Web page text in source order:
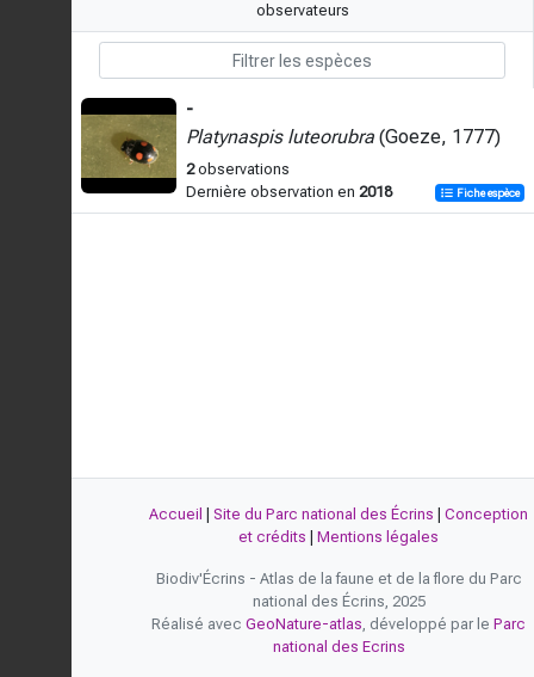
observateurs
-
Platynaspis luteorubra (Goeze, 1777)
2observations
Dernière observation en 2018 Fiche espèce
Accueil Site du Parc national des Écrins
Conception
et crédits
Mentions légales
Biodiv'Écrins - Atlas de la faune et de la flore du Parc
national des Écrins, 2025
Réalisé avec GeoNature-atlas, développé par le Parc
national des Ecrins